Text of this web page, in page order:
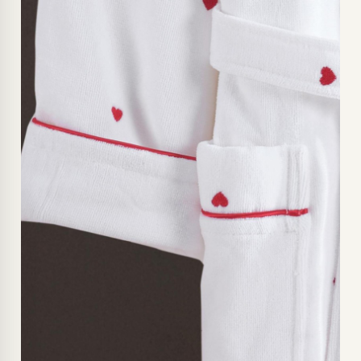
SİYAH-S/M
KIRMIZI-L/XL
KIRMIZI-S/M
GRİ-S/M